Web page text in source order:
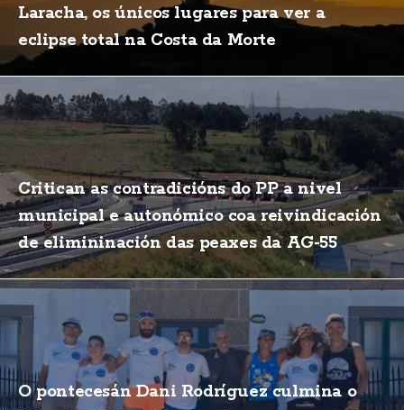
Laracha, os únicos lugares para ver a
eclipse total na Costa da Morte
Critican as contradicións do PP a nivel
municipal e autonómico coa reivindicación
de elimininación das peaxes da AG-55
O pontecesán Dani Rodríguez culmina o